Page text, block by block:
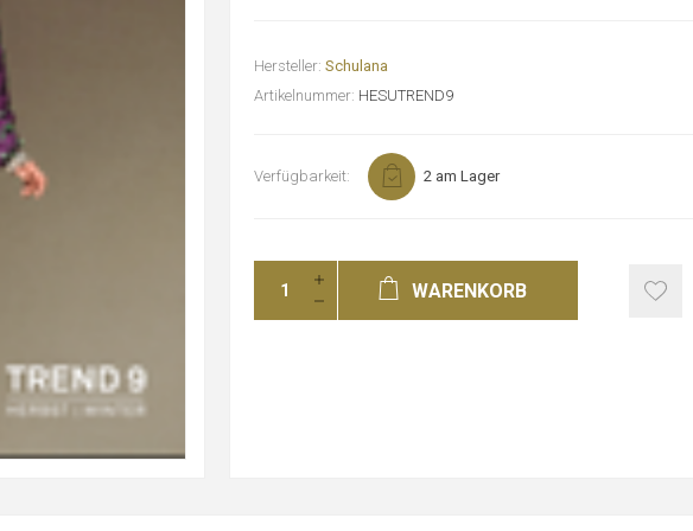
Hersteller: Schulana
Artikelnummer: HESUTREND9
Verfügbarkeit: 2 am Lager
WARENKORB